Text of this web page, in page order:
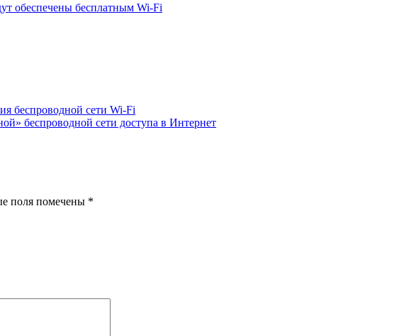
обеспечены бесплатным Wi-Fi
беспроводной сети Wi-Fi
беспроводнoй сети доступа в Интернет
поля помечены *